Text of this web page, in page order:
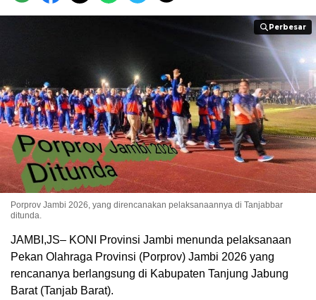
Perbesar
Perbesar
Porprov Jambi 2026, yang direncanakan pelaksanaannya di Tanjabbar
ditunda.
JAMBI,JS– KONI Provinsi Jambi menunda pelaksanaan
Pekan Olahraga Provinsi (Porprov) Jambi 2026 yang
rencananya berlangsung di Kabupaten Tanjung Jabung
Barat (Tanjab Barat).